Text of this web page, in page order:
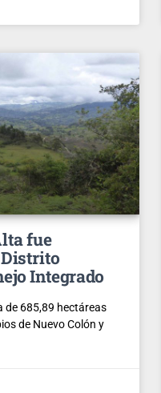
fue
Distrito
Integrado
de 685,89 hectáreas
de Nuevo Colón y